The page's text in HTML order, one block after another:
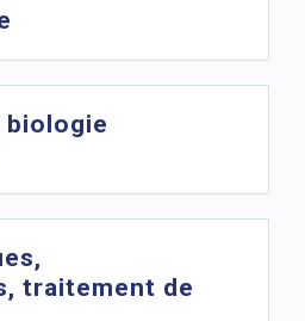
biologie
traitement de